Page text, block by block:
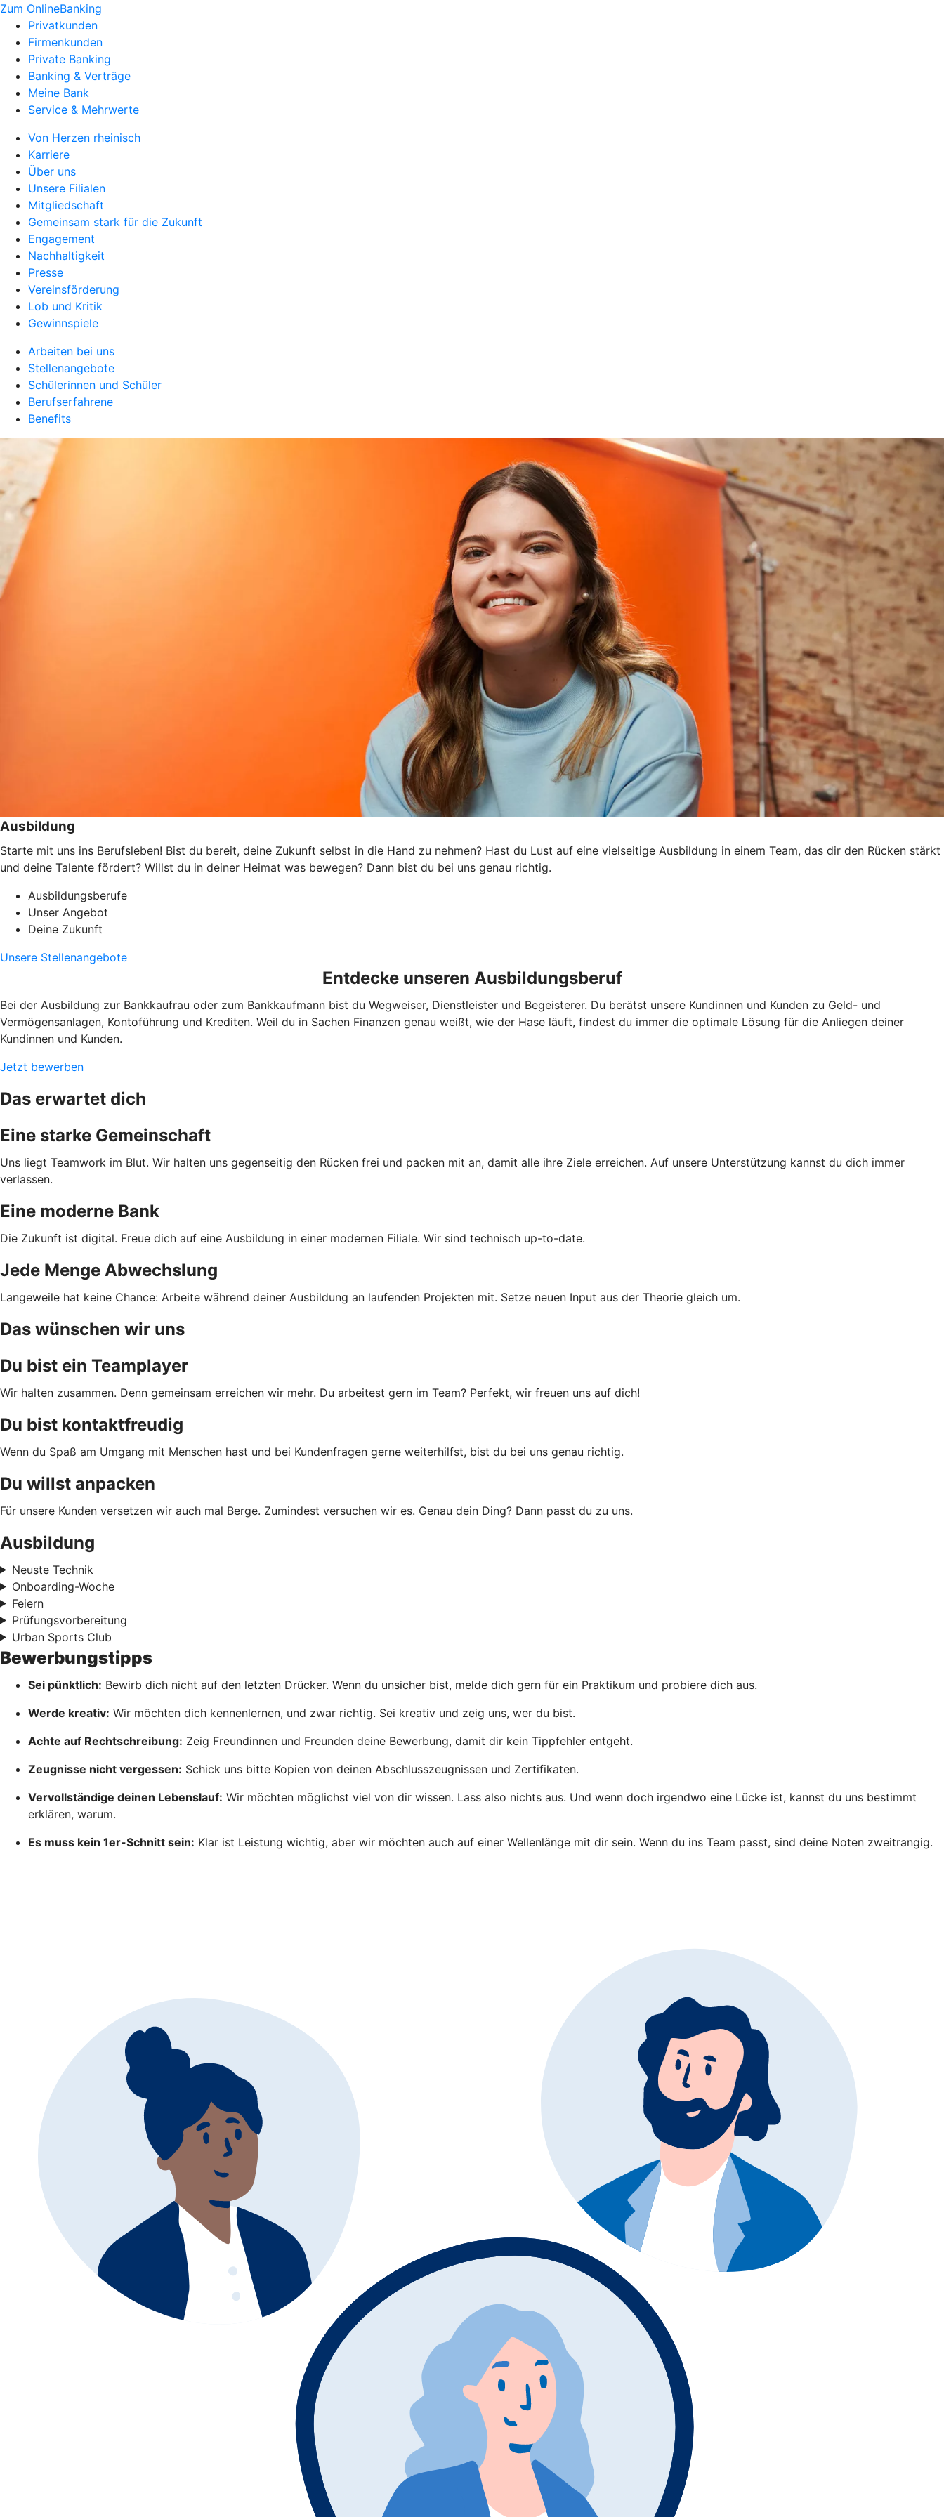
Zum OnlineBanking
Privatkunden
Firmenkunden
Private Banking
Banking & Verträge
Meine Bank
Service & Mehrwerte
Von Herzen rheinisch
Karriere
Über uns
Unsere Filialen
Mitgliedschaft
Gemeinsam stark für die Zukunft
Engagement
Nachhaltigkeit
Presse
Vereinsförderung
Lob und Kritik
Gewinnspiele
Arbeiten bei uns
Stellenangebote
Schülerinnen und Schüler
Berufserfahrene
Benefits
Ausbildung
Starte mit uns ins Berufsleben! Bist du bereit, deine Zukunft selbst in die Hand zu nehmen? Hast du Lust auf eine vielseitige Ausbildung in einem Team, das dir den Rücken stärkt
und deine Talente fördert? Willst du in deiner Heimat was bewegen? Dann bist du bei uns genau richtig.
Ausbildungsberufe
Unser Angebot
Deine Zukunft
Unsere Stellenangebote
Entdecke unseren Ausbildungsberuf
Bei der Ausbildung zur Bankkaufrau oder zum Bankkaufmann bist du Wegweiser, Dienstleister und Begeisterer. Du berätst unsere Kundinnen und Kunden zu Geld- und
Vermögensanlagen, Kontoführung und Krediten. Weil du in Sachen Finanzen genau weißt, wie der Hase läuft, findest du immer die optimale Lösung für die Anliegen deiner
Kundinnen und Kunden.
Jetzt bewerben
Das erwartet dich
Eine starke Gemeinschaft
Uns liegt Teamwork im Blut. Wir halten uns gegenseitig den Rücken frei und packen mit an, damit alle ihre Ziele erreichen. Auf unsere Unterstützung kannst du dich immer
verlassen.
Eine moderne Bank
Die Zukunft ist digital. Freue dich auf eine Ausbildung in einer modernen Filiale. Wir sind technisch up-to-date.
Jede Menge Abwechslung
Langeweile hat keine Chance: Arbeite während deiner Ausbildung an laufenden Projekten mit. Setze neuen Input aus der Theorie gleich um.
Das wünschen wir uns
Du bist ein Teamplayer
Wir halten zusammen. Denn gemeinsam erreichen wir mehr. Du arbeitest gern im Team? Perfekt, wir freuen uns auf dich!
Du bist kontaktfreudig
Wenn du Spaß am Umgang mit Menschen hast und bei Kundenfragen gerne weiterhilfst, bist du bei uns genau richtig.
Du willst anpacken
Für unsere Kunden versetzen wir auch mal Berge. Zumindest versuchen wir es. Genau dein Ding? Dann passt du zu uns.
Ausbildung
Neuste Technik
Onboarding-Woche
Feiern
Prüfungsvorbereitung
Urban Sports Club
Bewerbungstipps
Sei pünktlich: Bewirb dich nicht auf den letzten Drücker. Wenn du unsicher bist, melde dich gern für ein Praktikum und probiere dich aus.
Werde kreativ: Wir möchten dich kennenlernen, und zwar richtig. Sei kreativ und zeig uns, wer du bist.
Achte auf Rechtschreibung: Zeig Freundinnen und Freunden deine Bewerbung, damit dir kein Tippfehler entgeht.
Zeugnisse nicht vergessen: Schick uns bitte Kopien von deinen Abschlusszeugnissen und Zertifikaten.
Vervollständige deinen Lebenslauf: Wir möchten möglichst viel von dir wissen. Lass also nichts aus. Und wenn doch irgendwo eine Lücke ist, kannst du uns bestimmt
erklären, warum.
Es muss kein 1er-Schnitt sein: Klar ist Leistung wichtig, aber wir möchten auch auf einer Wellenlänge mit dir sein. Wenn du ins Team passt, sind deine Noten zweitrangig.